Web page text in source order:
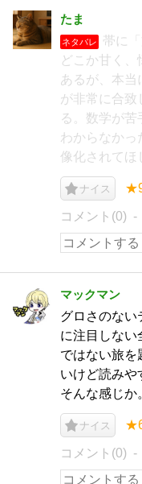
たま
ネタバレ
帯に
どこか甘く、
あるが、本当
が非常に合致
る。数学が苦
わからなかっ
像化されてほ
ナイス
コメント(0)
マックマン
グロさのない
に注目しない
ではない旅を
いけど読みや
そんな感じか
ナイス
コメント(0)